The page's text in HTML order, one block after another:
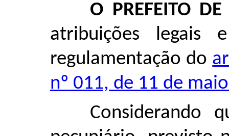
O PREFEITO
atribuições legais
regulamentação do
nº 011, de 11 de
Considerando